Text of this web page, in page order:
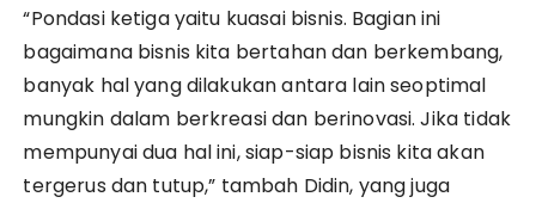
“Pondasi ketiga yaitu kuasai bisnis. Bagian ini
bagaimana bisnis kita bertahan dan berkembang,
banyak hal yang dilakukan antara lain seoptimal
mungkin dalam berkreasi dan berinovasi. Jika tidak
mempunyai dua hal ini, siap-siap bisnis kita akan
tergerus dan tutup,” tambah Didin, yang juga